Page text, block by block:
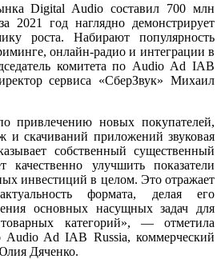
Digital Audio составил 700 млн
2021 год наглядно демонстрирует
роста. Набирают популярность
онлайн-радио и интеграции в
комитета по Audio Ad IAB
сервиса «СберЗвук» Михаил
привлечению новых покупателей,
и скачиваний приложений звуковая
собственный существенный
улучшить показатели
инвестиций в целом. Это отражает
формата, делая его
основных насущных задач для
категорий», — отметила
Audio Ad IAB Russia, коммерческий
Дяченко.